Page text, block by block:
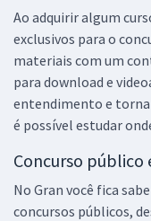
Ao adquirir algum
exclusivos para o
materiais com um
para download e
entendimento e
é possível estudar
Concurso público
No Gran você fica
concursos públicos,